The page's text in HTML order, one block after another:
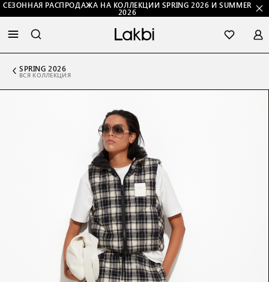
СЕЗОННАЯ РАСПРОДАЖА НА КОЛЛЕКЦИИ SPRING 2026 И SUMMER
2026
SPRING 2026
ВСЯ КОЛЛЕКЦИЯ